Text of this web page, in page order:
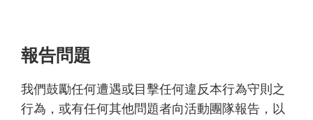
報告問題
我們鼓勵任何遭遇或目擊任何違反本行為守則之
行為，或有任何其他問題者向活動團隊報告，以